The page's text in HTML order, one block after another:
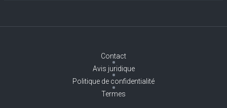
Contact
Avis juridique
Politique de confidentialité
Termes